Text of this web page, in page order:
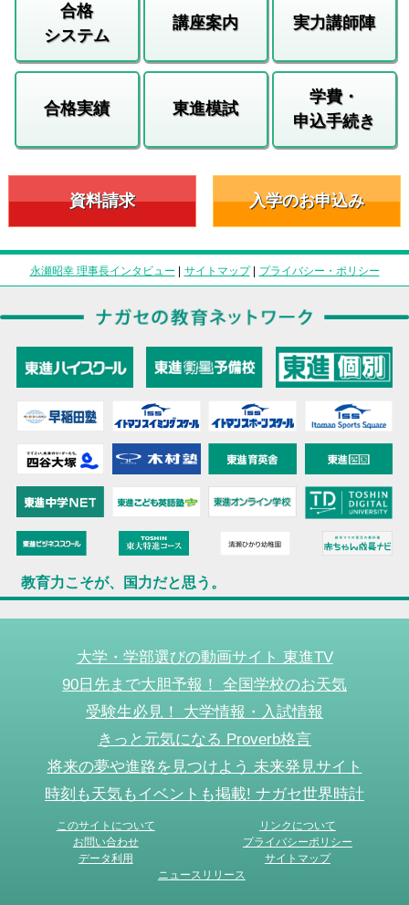
合格
システム
講座案内 実力講師陣
合格実績 東進模試
学費・
申込手続き
資料請求 入学のお申込み
永瀬昭幸 理事長インタビュー | サイトマップ| プライバシー・ポリシー
教育力こそが、国力だと思う。
大学・学部選びの動画サイト 東進TV
90日先まで大胆予報！ 全国学校のお天気
受験生必見！ 大学情報・入試情報
きっと元気になる Proverb格言
将来の夢や進路を見つけよう 未来発見サイト
時刻も天気もイベントも掲載! ナガセ世界時計
このサイトについて
リンクについて
お問い合わせ
プライバシーポリシー
データ利用
サイトマップ
ニュースリリース